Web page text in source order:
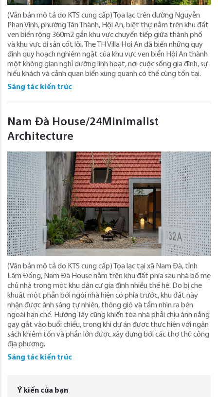
(Văn bản mô tả do KTS cung cấp) Tọa lạc trên đường Nguyễn
Phan Vinh, phường Tân Thành, Hội An, biệt thự nằm trên khu đất
ven biển rộng 360m2 gần khu vực chuyển tiếp giữa thành phố
và khu vực di sản cốt lõi. The TH Villa Hoi An đã biến những quy
định quy hoạch nghiêm ngặt của khu vực ven biển Hội An thành
một không gian nghỉ dưỡng linh hoạt, nơi cuộc sống gia đình, sự
hiếu khách và cảnh quan biển xung quanh có thể cùng tồn tại.
Sáng tác kiến trúc
Nam Đà House/24Minimalist
Architecture
(Văn bản mô tả do KTS cung cấp) Tọa lạc tại xã Nam Đà, tỉnh
Lâm Đồng, Nam Đà House nằm trên khu đất phía sau nhà bố mẹ
chủ nhà trong một khu dân cư gia đình nhiều thế hệ. Do bị che
khuất một phần bởi ngôi nhà hiện có phía trước, khu đất này
nhận được ánh sáng tự nhiên, thông gió và tầm nhìn ra bên
ngoài hạn chế. Hướng Tây cũng khiến tòa nhà phải chịu ánh nắng
gay gắt vào buổi chiều, trong khi dự án được thực hiện với ngân
sách khiêm tốn và phần lớn được xây dựng bởi các thợ thủ công
địa phương.
Sáng tác kiến trúc
Ý kiến của bạn